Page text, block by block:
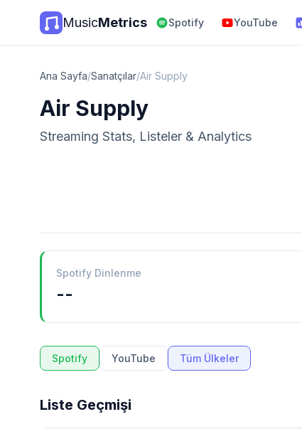
MusicMetrics Spotify YouTube
Ana Sayfa/Sanatçılar/Air Supply
Air Supply
Streaming Stats, Listeler & Analytics
Spotify Dinlenme
--
Spotify YouTube Tüm Ülkeler
Liste Geçmişi